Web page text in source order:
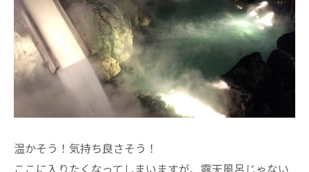
温かそう！気持ち良さそう！
ここに入りたくなってしまいますが、露天風呂じゃない